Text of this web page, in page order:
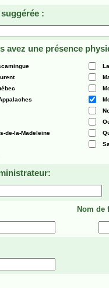
:
avez une présence
de-la-Madeleine
Nom de